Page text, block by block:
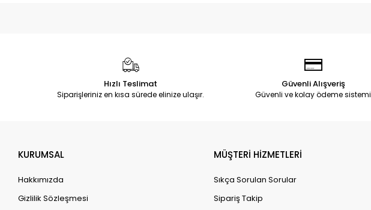
Hızlı Teslimat
Siparişleriniz en kısa sürede elinize ulaşır.
Güvenli Alışveriş
Güvenli ve kolay ödeme sistemi
KURUMSAL
Hakkımızda
Gizlilik Sözleşmesi
MÜŞTERİ HİZMETLERİ
Sıkça Sorulan Sorular
Sipariş Takip